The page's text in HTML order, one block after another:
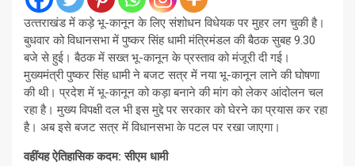
उत्‍तराखंड में कड़े भू-कानून के लिए संशोधन विधेयक पर मुहर लग चुकी है।
बुधवार को विधानसभा में पुष्कर सिंह धामी मंत्रिमंडल की बैठक सुबह 9.30
बजे से हुई। बैठक में सख्‍त भू-कानून के प्रस्‍ताव को मंजूरी दी गई।
मुख्यमंत्री पुष्कर सिंह धामी ने बजट सत्र में नया भू-कानून लाने की घोषणा
की थी। प्रदेश में भू-कानून को कड़ा बनाने की मांग को लेकर आंदोलन चल
रहा है। मुख्य विपक्षी दल भी इस मुद्दे पर सरकार को घेरने का प्रयास कर रहा
है। अब इसे बजट सत्र में विधानसभा के पटल पर रखा जाएगा।
वहींयह ऐतिहासिक कदम: सीएम धामी